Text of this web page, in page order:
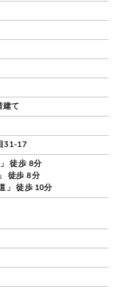
建て
31-17
徒歩 8分
徒歩 8分
」 徒歩 10分